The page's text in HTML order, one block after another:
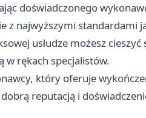
doświadczonego
z najwyższymi standardami
usłudze możesz
w rękach specjalistów.
który oferuje
reputacją i